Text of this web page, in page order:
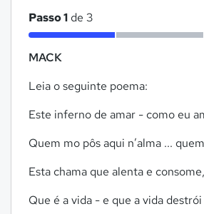
Passo 1de 3
MACK
Leia o seguinte poema:
Este inferno de amar - como eu
Quem mo pôs aqui n’alma ...
Esta chama que alenta e consome,
Que é a vida - e que a vida destrói